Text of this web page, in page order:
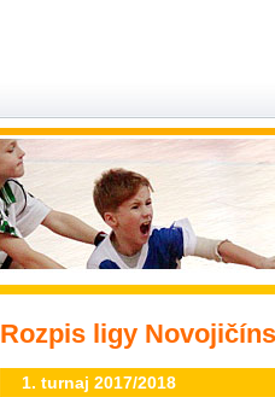
Rozpis ligy
1. turnaj 2017/2018